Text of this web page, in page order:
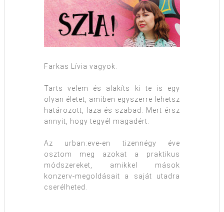
Farkas Lívia vagyok.
Tarts velem és alakíts ki te is egy
olyan életet, amiben egyszerre lehetsz
határozott, laza és szabad. Mert érsz
annyit, hogy tegyél magadért.
Az urban:eve-en tizennégy éve
osztom meg azokat a praktikus
módszereket, amikkel mások
konzerv-megoldásait a saját utadra
cserélheted.